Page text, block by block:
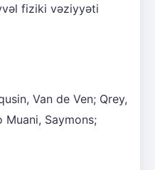
fiziki vəziyyəti
Van de Ven; Qrey,
Muani, Saymons;